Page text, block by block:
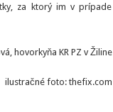
za ktorý im v prípade
hovorkyňa KR PZ v Žiline
ilustračné foto: thefix.com